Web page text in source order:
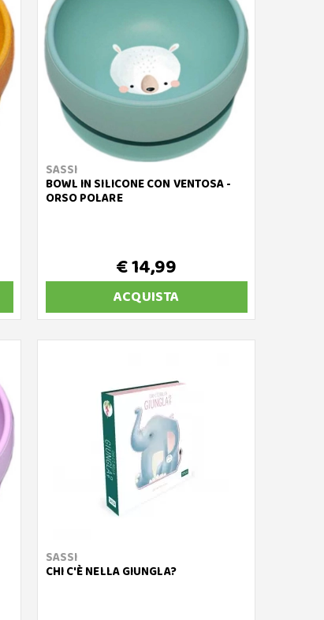
SASSI
BOWL IN SILICONE CON VENTOSA -
ORSO POLARE
€ 14,99
ACQUISTA
SASSI
CHI C'È NELLA GIUNGLA?